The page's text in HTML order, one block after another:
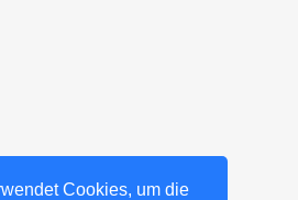
Cookies, um die